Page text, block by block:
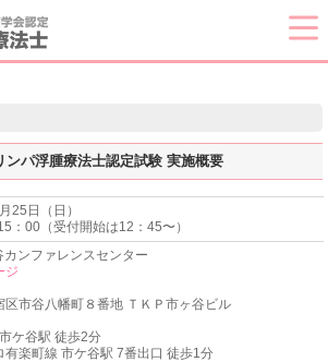
ンパ浮腫療法士認定試験 実施概要
25日（日）
：00（受付開始は12：45〜）
カンファレンスセンター
ジ
区市谷八幡町８番地 ＴＫＰ市ヶ谷ビル
ケ谷駅 徒歩2分
有楽町線 市ケ谷駅 7番出口 徒歩1分